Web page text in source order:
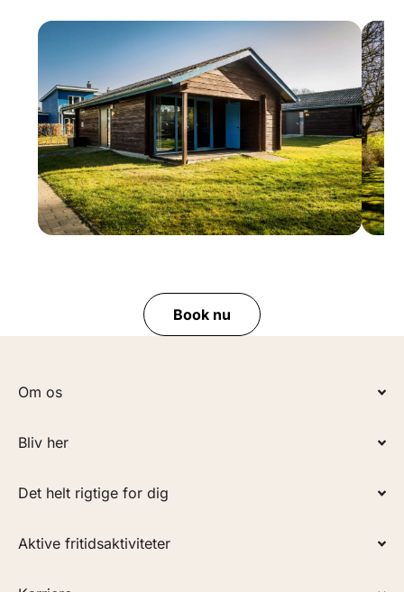
Book nu
Om os
Bliv her
Det helt rigtige for dig
Aktive fritidsaktiviteter